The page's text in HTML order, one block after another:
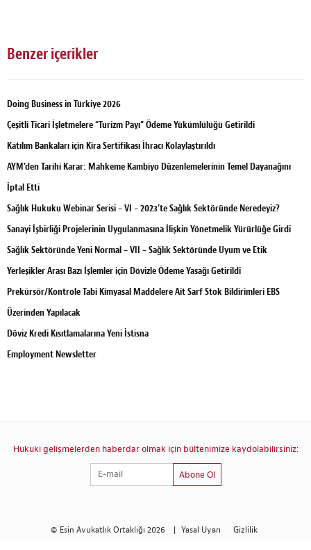
Benzer içerikler
Doing Business in Türkiye 2026
Çeşitli Ticari İşletmelere “Turizm Payı” Ödeme Yükümlülüğü Getirildi
Katılım Bankaları için Kira Sertifikası İhracı Kolaylaştırıldı
AYM’den Tarihi Karar: Mahkeme Kambiyo Düzenlemelerinin Temel Dayanağını
İptal Etti
Sağlık Hukuku Webinar Serisi – VI – 2023’te Sağlık Sektöründe Neredeyiz?
Sanayi İşbirliği Projelerinin Uygulanmasına İlişkin Yönetmelik Yürürlüğe Girdi
Sağlık Sektöründe Yeni Normal – VII – Sağlık Sektöründe Uyum ve Etik
Yerleşikler Arası Bazı İşlemler için Dövizle Ödeme Yasağı Getirildi
Prekürsör/Kontrole Tabi Kimyasal Maddelere Ait Sarf Stok Bildirimleri EBS
Üzerinden Yapılacak
Döviz Kredi Kısıtlamalarına Yeni İstisna
Employment Newsletter
Hukuki gelişmelerden haberdar olmak için bültenimize kaydolabilirsiniz:
Abone Ol
© Esin Avukatlık Ortaklığı 2026 | Yasal Uyarı Gizlilik